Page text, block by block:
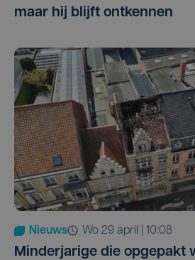
maar hij blijft ontkennen
Nieuws wo 29 april | 10:08
Minderjarige die opgepakt